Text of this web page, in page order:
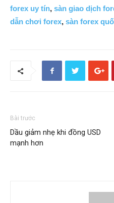
forex uy tín, sàn giao dịch
dẫn chơi forex, sàn forex
Bài trước
Dầu giảm nhẹ khi đồng USD
mạnh hơn